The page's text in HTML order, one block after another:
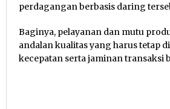
perdagangan berbasis daring
Baginya, pelayanan dan mutu
andalan kualitas yang harus tetap
kecepatan serta jaminan transaksi